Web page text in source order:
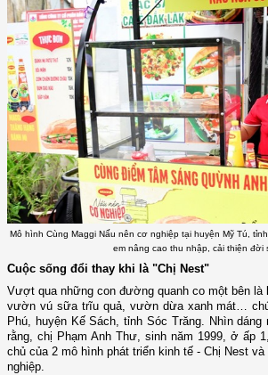
Mô hình Cùng Maggi Nấu nên cơ nghiệp tại huyện Mỹ Tú,
em nâng cao thu nhập, cải thiện đời
Cuộc sống đổi thay khi là "Chị Nest"
Vượt qua những con đường quanh co một bên là
vườn vú sữa trĩu quả, vườn dừa xanh mát…
Phú, huyện Kế Sách, tỉnh Sóc Trăng. Nhìn
rằng, chị Phạm Anh Thư, sinh năm 1999, ở ấp
chủ của 2 mô hình phát triển kinh tế - Chị Nest
nghiệp.